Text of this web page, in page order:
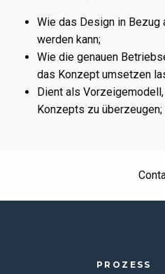
Wie das Design in
werden kann;
Wie die genauen
das Konzept umsetzen
Dient als
Konzepts zu überzeugen;
PROZESS